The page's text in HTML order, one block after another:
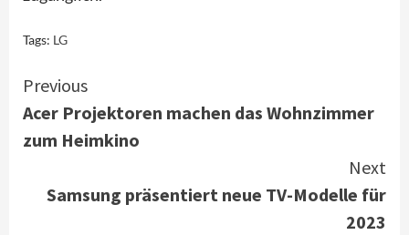
Tags: LG
Continue
Reading
Previous
Acer Projektoren machen das Wohnzimmer
zum Heimkino
Next
Samsung präsentiert neue TV-Modelle für
2023